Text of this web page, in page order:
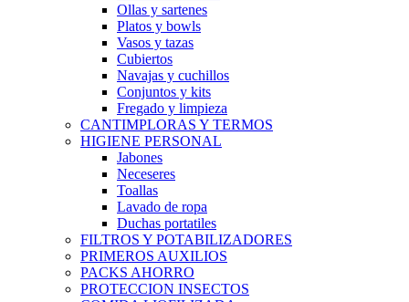
Ollas y sartenes
Platos y bowls
Vasos y tazas
Cubiertos
Navajas y cuchillos
Conjuntos y kits
Fregado y limpieza
CANTIMPLORAS Y TERMOS
HIGIENE PERSONAL
Jabones
Neceseres
Toallas
Lavado de ropa
Duchas portatiles
FILTROS Y POTABILIZADORES
PRIMEROS AUXILIOS
PACKS AHORRO
PROTECCION INSECTOS